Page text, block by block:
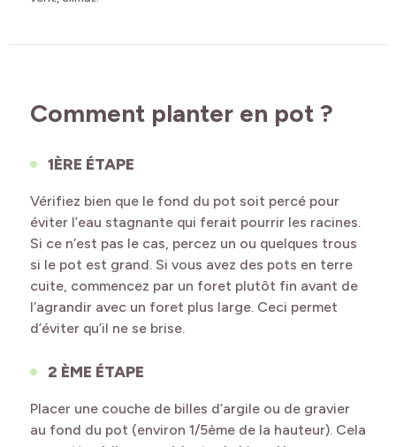
Comment planter en pot ?
1ÈRE ÉTAPE
Vérifiez bien que le fond du pot soit percé pour
éviter l’eau stagnante qui ferait pourrir les racines.
Si ce n’est pas le cas, percez un ou quelques trous
si le pot est grand. Si vous avez des pots en terre
cuite, commencez par un foret plutôt fin avant de
l’agrandir avec un foret plus large. Ceci permet
d’éviter qu’il ne se brise.
2 ÈME ÉTAPE
Placer une couche de billes d’argile ou de gravier
au fond du pot (environ 1/5ème de la hauteur). Cela